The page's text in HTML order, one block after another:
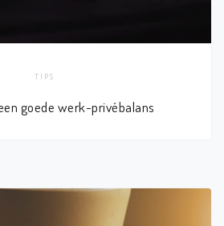
TIPS
goede werk-privébalans